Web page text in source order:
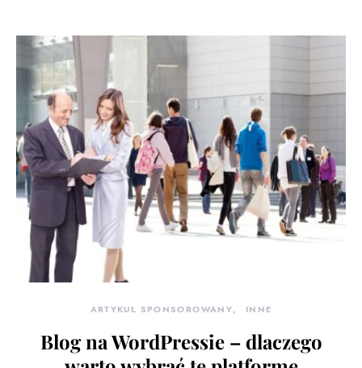
ARTYKUŁ SPONSOROWANY INNE
Blog na WordPressie – dlaczego